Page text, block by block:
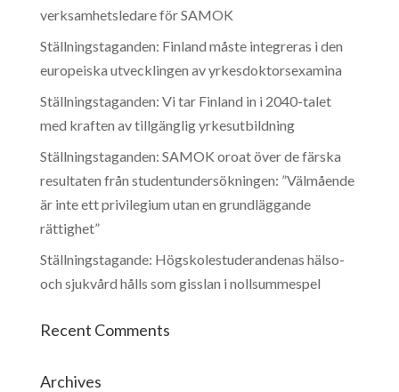
verksamhetsledare för SAMOK
Ställningstaganden: Finland måste integreras i den
europeiska utvecklingen av yrkesdoktorsexamina
Ställningstaganden: Vi tar Finland in i 2040-talet
med kraften av tillgänglig yrkesutbildning
Ställningstaganden: SAMOK oroat över de färska
resultaten från studentundersökningen: ”Välmående
är inte ett privilegium utan en grundläggande
rättighet”
Ställningstagande: Högskolestuderandenas hälso-
och sjukvård hålls som gisslan i nollsummespel
Recent Comments
Archives